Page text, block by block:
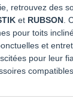
retrouvez des
et RUBSON .
pour toits
et
pour leur
compatibles.